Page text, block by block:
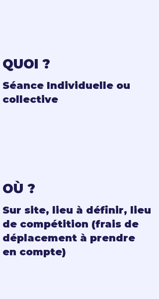
QUOI ?
Séance Individuelle ou
collective
OÙ ?
Sur site, lieu à définir, lieu
de compétition (frais de
déplacement à prendre
en compte)